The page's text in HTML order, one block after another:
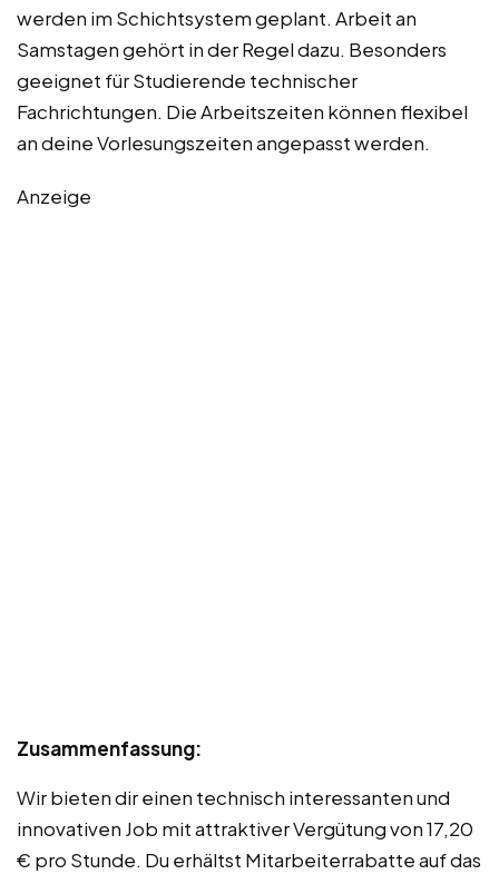
werden im Schichtsystem geplant. Arbeit an
Samstagen gehört in der Regel dazu. Besonders
geeignet für Studierende technischer
Fachrichtungen. Die Arbeitszeiten können flexibel
an deine Vorlesungszeiten angepasst werden.
Anzeige
Zusammenfassung:
Wir bieten dir einen technisch interessanten und
innovativen Job mit attraktiver Vergütung von 17,20
€ pro Stunde. Du erhältst Mitarbeiterrabatte auf das